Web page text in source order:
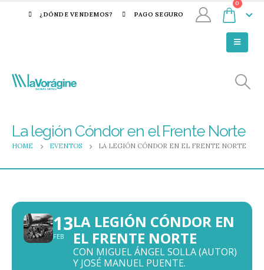
¿DÓNDE VENDEMOS? PAGO SEGURO
0
La legión Cóndor en el Frente Norte
HOME EVENTOS LA LEGIÓN CÓNDOR EN EL FRENTE NORTE
13
FEB
LA LEGIÓN CÓNDOR EN
EL FRENTE NORTE
CON MIGUEL ÁNGEL SOLLA (AUTOR)
Y JOSÉ MANUEL PUENTE.